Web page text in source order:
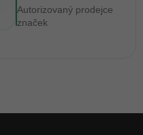
Autorizovaný prodejce
značek